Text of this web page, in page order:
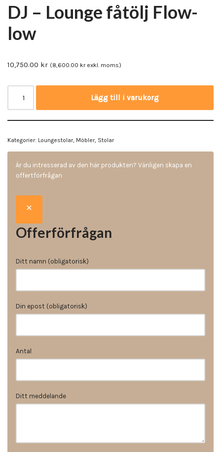
DJ – Lounge fåtölj Flow-
low
10,750.00 kr (8,600.00 krexkl. moms)
Lägg till i varukorg
Kategorier: Loungestolar, Möbler, Stolar
Är du intresserad av den här produkten? Vänligen skapa en
offertförfrågan
Offerförfrågan
Ditt namn (obligatorisk)
Din epost (obligatorisk)
Antal
Ditt meddelande